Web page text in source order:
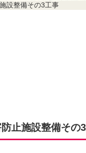
設整備その3工事
止施設整備その